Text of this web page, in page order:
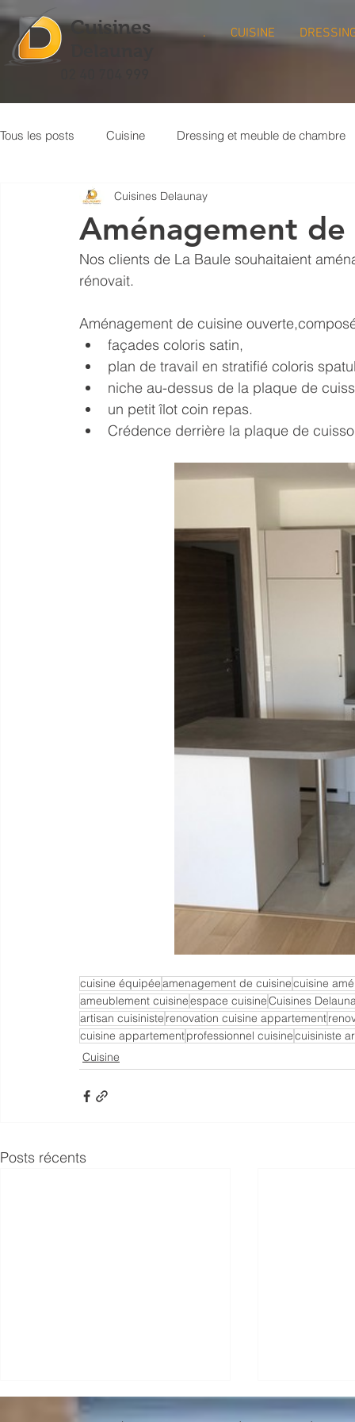
. CUISINE
Cuisines
Tous les posts Cuisine Dressing et meuble de chambre
Meuble bibliothèque Buanderie
Aménagement
Cuisines Delaunay
Nos clients de La Baule souhaitaient
rénovait.
Aménagement de cuisine
façades coloris satin,
plan de travail en stratifié coloris
niche au-dessus de la plaque de
un petit îlot coin repas.
Crédence derrière la plaque de
cuisine équipéeamenagement de cuisinecuisine
ameublement cuisineespace cuisineCuisines
artisan cuisiniste renovation cuisine appartement
cuisine appartementprofessionnel cuisinecuisiniste
Cuisine
Posts récents